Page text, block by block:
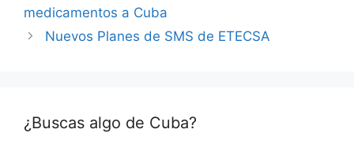
medicamentos a Cuba
Nuevos Planes de SMS de ETECSA
¿Buscas algo de Cuba?